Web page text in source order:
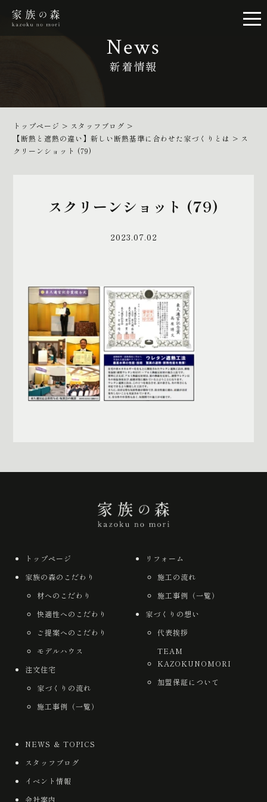
News
新着情報
トップページ > スタッフブログ >
【断熱と遮熱の違い】新しい断熱基準に合わせた家づくりとは > ス
クリーンショット (79)
スクリーンショット (79)
2023.07.02
トップページ
家族の森のこだわり
材へのこだわり
快適性へのこだわり
ご提案へのこだわり
モデルハウス
注文住宅
家づくりの流れ
施工事例（一覧）
リフォーム
施工の流れ
施工事例（一覧）
家づくりの想い
代表挨拶
TEAM
KAZOKUNOMORI
加盟保証について
NEWS ＆ TOPICS
スタッフブログ
イベント情報
会社案内